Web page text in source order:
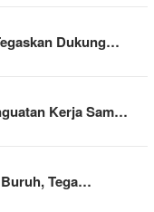
Dukung…
Kerja Sam…
Tega…